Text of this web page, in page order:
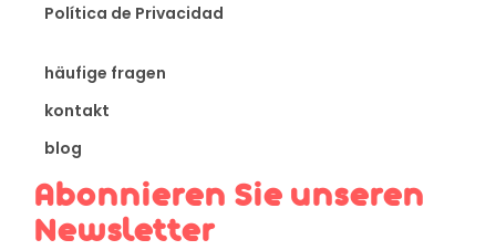
Política de Privacidad
häufige fragen
kontakt
blog
Abonnieren Sie unseren
Newsletter